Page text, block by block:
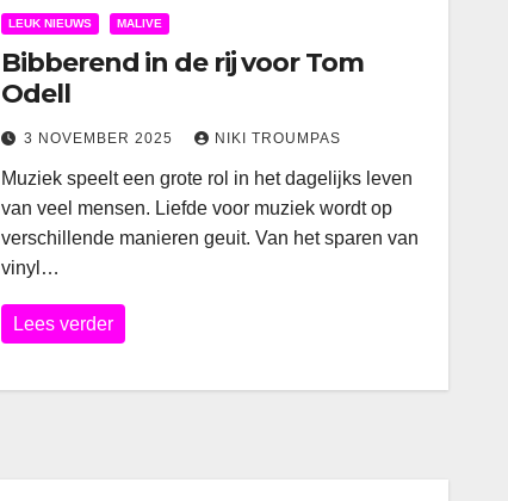
LEUK NIEUWS MALIVE
Bibberend in de rij voor Tom
Odell
3 NOVEMBER 2025 NIKI TROUMPAS
Muziek speelt een grote rol in het dagelijks leven
van veel mensen. Liefde voor muziek wordt op
verschillende manieren geuit. Van het sparen van
vinyl…
Lees verder